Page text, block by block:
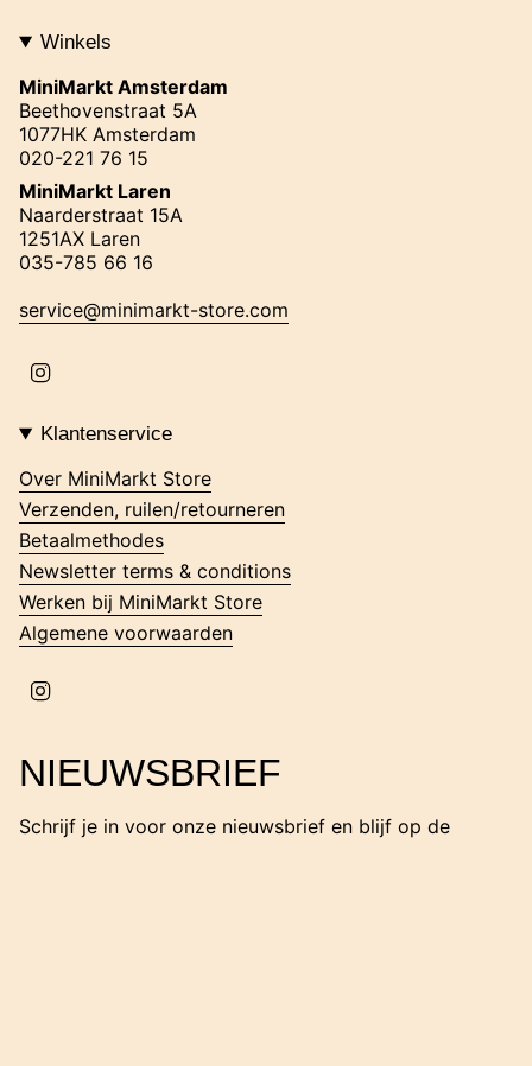
Winkels
MiniMarkt Amsterdam
Beethovenstraat 5A
1077HK Amsterdam
020-221 76 15
MiniMarkt Laren
Naarderstraat 15A
1251AX Laren
035-785 66 16
service@minimarkt-store.com
t
g
r
a
Klantenservice
Over MiniMarkt Store
Verzenden, ruilen/retourneren
Betaalmethodes
Newsletter terms & conditions
Werken bij MiniMarkt Store
Algemene voorwaarden
g
a
NIEUWSBRIEF
Schrijf je in voor onze nieuwsbrief en blijf op de